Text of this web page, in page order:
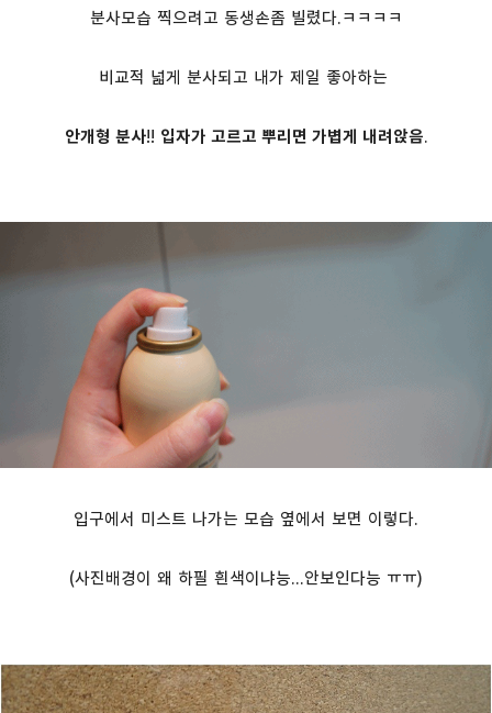
분사모습 찍으려고 동생손좀 빌렸다.ㅋㅋㅋㅋ
비교적 넓게 분사되고 내가 제일 좋아하는
안개형 분사!! 입자가 고르고 뿌리면 가볍게 내려앉음.
입구에서 미스트 나가는 모습 옆에서 보면 이렇다.
(사진배경이 왜 하필 흰색이냐능...안보인다능 ㅠㅠ)